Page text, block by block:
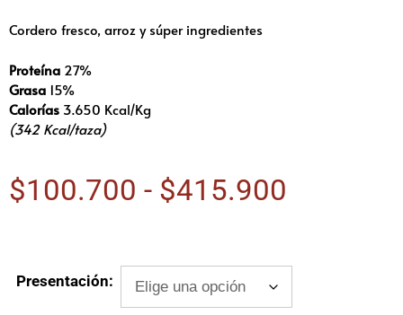
Cordero fresco, arroz y súper ingredientes
Proteína 27%
Grasa 15%
Calorías 3.650 Kcal/Kg
(342 Kcal/taza)
$100.700 - $415.900
Presentación: